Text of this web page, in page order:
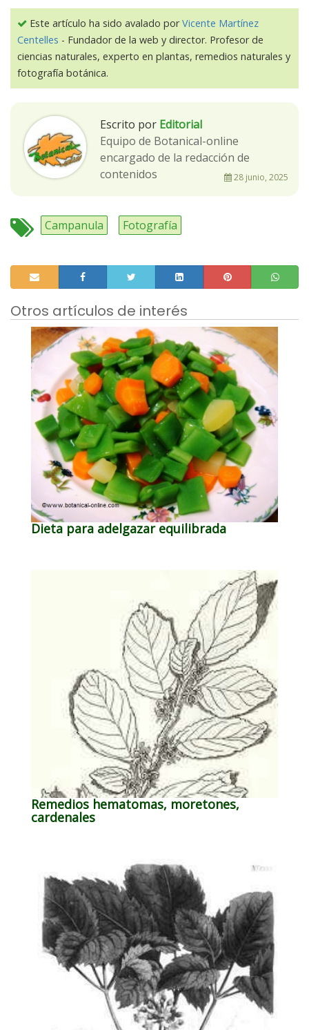
Este artículo ha sido avalado porVicente Martínez
Centelles - Fundador de la web y director. Profesor de
ciencias naturales, experto en plantas, remedios naturales y
fotografía botánica.
Escrito por Editorial
Equipo de Botanical-online
encargado de la redacción de
contenidos
28 junio, 2025
Campanula Fotografía
Otros artículos de interés
Dieta para adelgazar equilibrada
Remedios hematomas, moretones,
cardenales